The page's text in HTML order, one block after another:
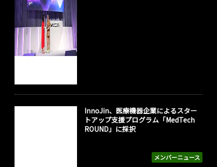
メンバーニュース
InnoJin、医療機器企業によるスター
トアップ支援プログラム「MedTech
ROUND」に採択